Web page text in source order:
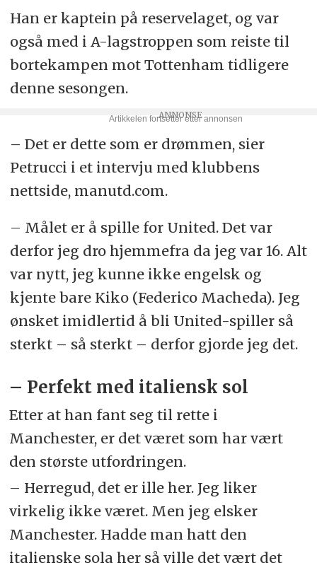
Han er kaptein på reservelaget, og var
også med i A-lagstroppen som reiste til
bortekampen mot Tottenham tidligere
denne sesongen.
– Det er dette som er drømmen, sier
Petrucci i et intervju med klubbens
nettside, manutd.com.
– Målet er å spille for United. Det var
derfor jeg dro hjemmefra da jeg var 16. Alt
var nytt, jeg kunne ikke engelsk og
kjente bare Kiko (Federico Macheda). Jeg
ønsket imidlertid å bli United-spiller så
sterkt – så sterkt – derfor gjorde jeg det.
– Perfekt med italiensk sol
Etter at han fant seg til rette i
Manchester, er det været som har vært
den største utfordringen.
– Herregud, det er ille her. Jeg liker
virkelig ikke været. Men jeg elsker
Manchester. Hadde man hatt den
italienske sola her så ville det vært det